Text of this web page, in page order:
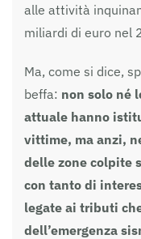
alle attività
miliardi di euro nel
Ma, come si dice,
beffa: non solo né
attuale hanno
vittime, ma anzi,
delle zone colpite
con tanto di
legate ai tributi
dell’emergenza